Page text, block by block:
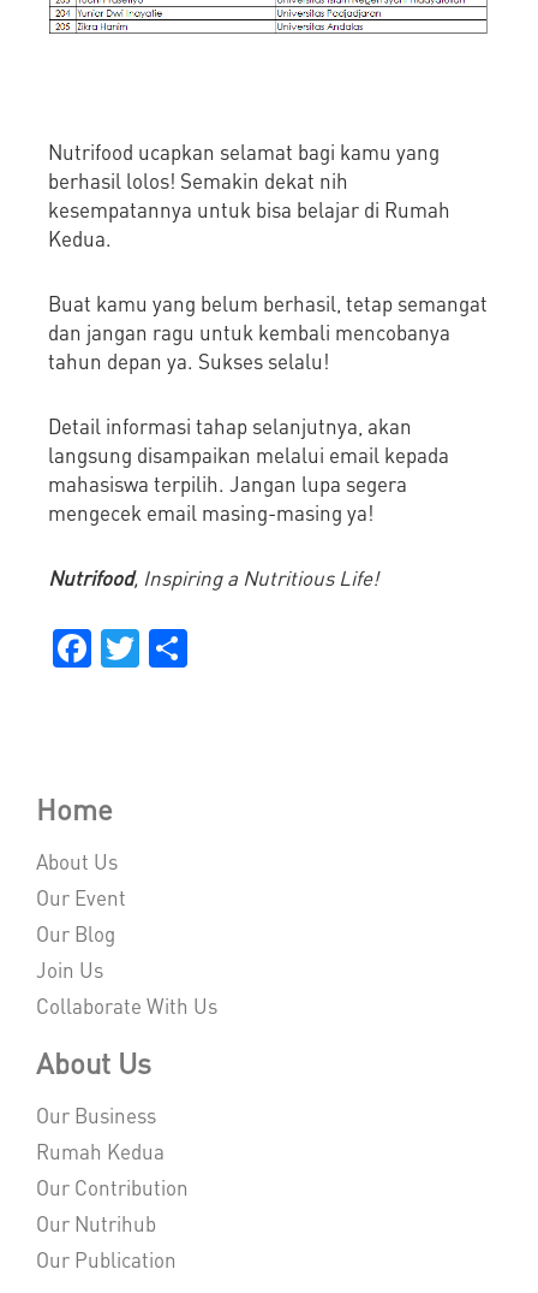
Nutrifood ucapkan selamat bagi kamu yang
berhasil lolos! Semakin dekat nih
kesempatannya untuk bisa belajar di Rumah
Kedua.
Buat kamu yang belum berhasil, tetap semangat
dan jangan ragu untuk kembali mencobanya
tahun depan ya. Sukses selalu!
Detail informasi tahap selanjutnya, akan
langsung disampaikan melalui email kepada
mahasiswa terpilih. Jangan lupa segera
mengecek email masing-masing ya!
Nutrifood, Inspiring a Nutritious Life!
Facebook
Twitter
Home
About Us
Our Event
Our Blog
Join Us
Collaborate With Us
About Us
Our Business
Rumah Kedua
Our Contribution
Our Nutrihub
Our Publication